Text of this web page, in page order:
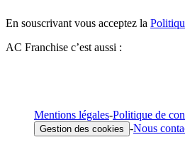
En souscrivant vous acceptez la
AC Franchise c’est aussi :
Mentions légales-Politique de
Gestion des cookies -Nous